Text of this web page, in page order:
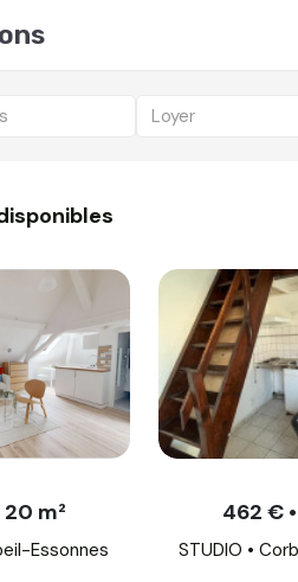
Loyer
m²
Essonnes
462 €
STUDIO •